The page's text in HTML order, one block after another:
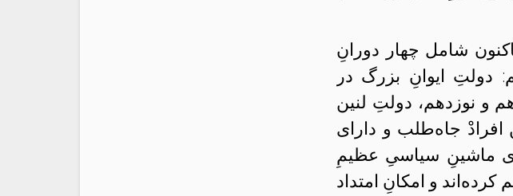
شامل چهار دورانِ
دولتِ ایوانِ بزرگ در
و نوزدهم، دولتِ لنین
جاه‌طلب و دارای
ماشینِ سیاسیِ عظیمِ
کرده‌اند و امکانِ امتداد